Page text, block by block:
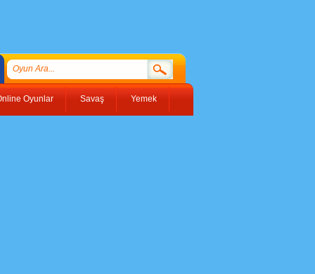
Oyunlar Savaş Yemek